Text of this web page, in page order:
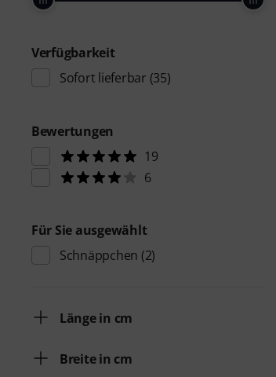
Verfügbarkeit
Sofort lieferbar (35)
Bewertungen
19
6
Für Sie ausgewählt
Schnäppchen (2)
Länge in cm
Breite in cm